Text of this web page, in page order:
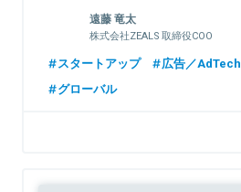
遠藤 竜太
株式会社ZEALS 取締役COO
スタートアップ 広告／AdTech
グローバル